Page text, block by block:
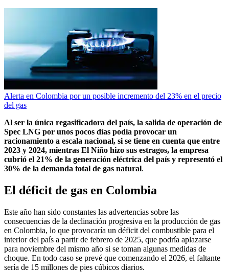
Alerta en Colombia por un posible incremento del 23% en el precio
del gas
Al ser la única regasificadora del país, la salida de operación de
Spec LNG por unos pocos días podía provocar un
racionamiento a escala nacional, si se tiene en cuenta que entre
2023 y 2024, mientras El Niño hizo sus estragos, la empresa
cubrió el 21% de la generación eléctrica del país y representó el
30% de la demanda total de gas natural.
El déficit de gas en Colombia
Este año han sido constantes las advertencias sobre las
consecuencias de la declinación progresiva en la producción de gas
en Colombia, lo que provocaría un déficit del combustible para el
interior del país a partir de febrero de 2025, que podría aplazarse
para noviembre del mismo año si se toman algunas medidas de
choque. En todo caso se prevé que comenzando el 2026, el faltante
sería de 15 millones de pies cúbicos diarios.